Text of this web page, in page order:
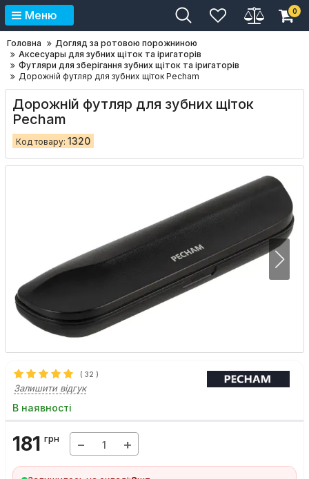
Меню 0
Головна
Догляд за ротовою порожниною
Аксесуары для зубних щіток та іригаторів
Футляри для зберігання зубних щіток та іригаторів
Дорожній футляр для зубних щіток Pecham
Дорожній футляр для зубних щіток
Pecham
Код товару: 1320
( 32 )
Залишити відгук
В наявності
181 грн − +